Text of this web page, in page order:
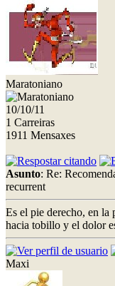
Maratoniano
10/10/11
1 Carreiras
1911 Mensaxes
Asunto: Re:
recurrent
Es el pie derecho, en la
hacia tobillo y el dolor
Maxi